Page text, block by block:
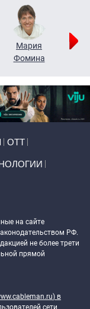
Мария
Фомина
ОТТ
на сайте
РФ.
не более трети
прямой
) в
сети